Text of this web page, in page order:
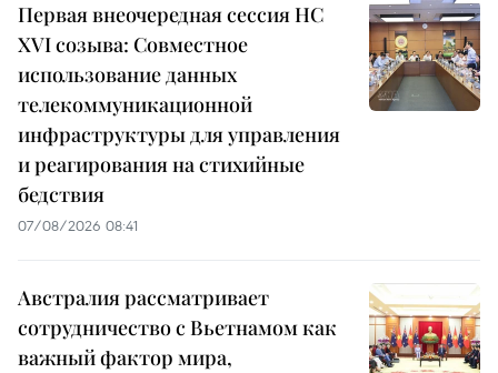
Первая внеочередная сессия НС
XVI созыва: Совместное
использование данных
телекоммуникационной
инфраструктуры для управления
и реагирования на стихийные
бедствия
07/08/2026 08:41
Австралия рассматривает
сотрудничество с Вьетнамом как
важный фактор мира,